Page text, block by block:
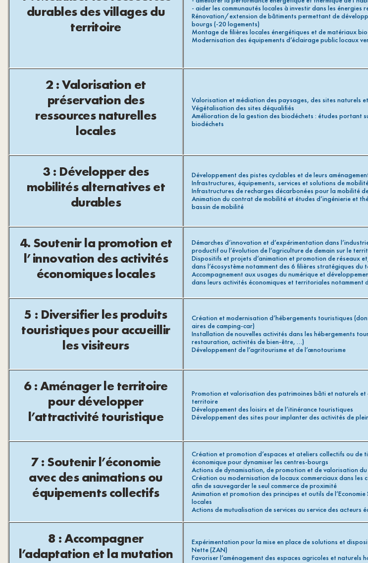
durables des villages du
territoire
- aider les communautés locales à investir dans les énergies
Rénovation/extension de bâtiments permettant de
bourgs (-20 logements)
Montage de filières locales énergétiques et de matériaux
Modernisation des équipements d’éclairage public locaux
2 : Valorisation et
préservation des
ressources naturelles
locales
Valorisation et médiation des paysages, des sites naturels
Végétalisation des sites déqualifiés
Amélioration de la gestion des biodéchets : études portant
biodéchets
3 : Développer des
mobilités alternatives et
durables
Développement des pistes cyclables et de leurs
Infrastructures, équipements, services et solutions de
Infrastructures de recharges décarbonées pour la mobilité
Animation du contrat de mobilité et études d’ingénierie et
bassin de mobilité
4. Soutenir la promotion et
l’innovation des activités
économiques locales
Démarches d’innovation et d’expérimentation dans
productif ou l’évolution de l’agriculture de demain sur le
Dispositifs et projets d’animation et promotion de réseaux
dans l’écosystème notamment des 6 filières stratégiques du
Accompagnement aux usages du numérique et
dans leurs activités économiques et territoriales
5 : Diversifier les produits
touristiques pour accueillir
les visiteurs
Création et modernisation d’hébergements touristiques
aires de camping-car)
Installation de nouvelles activités dans les hébergements
restauration, activités de bien-être, …)
Développement de l’agritourisme et de l’œnotourisme
6 : Aménager le territoire
pour développer
l’attractivité touristique
Promotion et valorisation des patrimoines bâti et naturels
territoire
Développement des loisirs et de l’itinérance touristiques
Développement des sites pour implanter des activités de
7 : Soutenir l’économie
avec des animations ou
équipements collectifs
Création et promotion d’espaces et ateliers collectifs ou de
économique pour dynamiser les centres-bourgs
Actions de dynamisation, de promotion et de valorisation
Création ou modernisation de locaux commerciaux dans les
afin de sauvegarder le seul commerce de proximité
Animation et promotion des principes et outils de
locales
Actions de mutualisation de services au service des acteurs
8 : Accompagner
l’adaptation et la mutation
Expérimentation pour la mise en place de solutions et
Nette (ZAN)
Favoriser l’aménagement des espaces agricoles et